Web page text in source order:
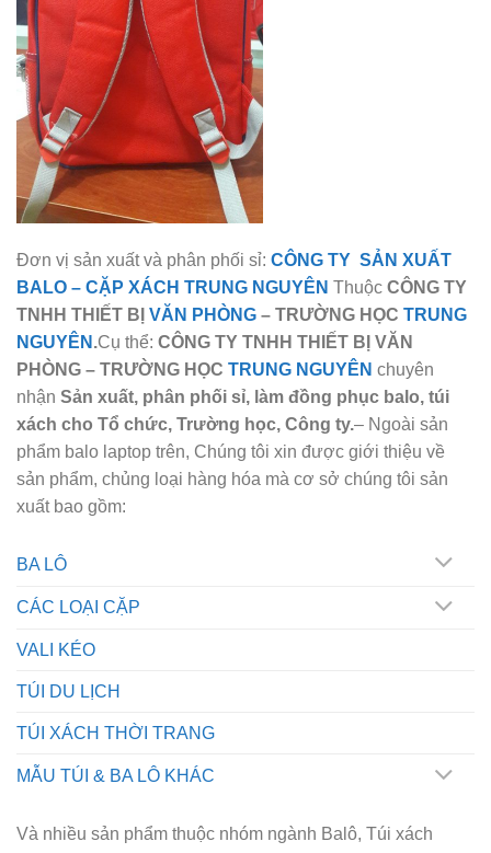
Đơn vị sản xuất và phân phối sỉ: CÔNG TY SẢN XUẤT
BALO – CẶP XÁCH TRUNG NGUYÊN Thuộc CÔNG TY
TNHH THIẾT BỊ VĂN PHÒNG – TRƯỜNG HỌC TRUNG
NGUYÊN .Cụ thể: CÔNG TY TNHH THIẾT BỊ VĂN
PHÒNG – TRƯỜNG HỌC TRUNG NGUYÊN chuyên
nhận Sản xuất, phân phối sỉ, làm đồng phục balo, túi
xách cho Tổ chức, Trường học, Công ty.– Ngoài sản
phẩm balo laptop trên, Chúng tôi xin được giới thiệu về
sản phẩm, chủng loại hàng hóa mà cơ sở chúng tôi sản
xuất bao gồm:
BA LÔ
CÁC LOẠI CẶP
VALI KÉO
TÚI DU LỊCH
TÚI XÁCH THỜI TRANG
MẪU TÚI & BA LÔ KHÁC
Và nhiều sản phẩm thuộc nhóm ngành Balô, Túi xách